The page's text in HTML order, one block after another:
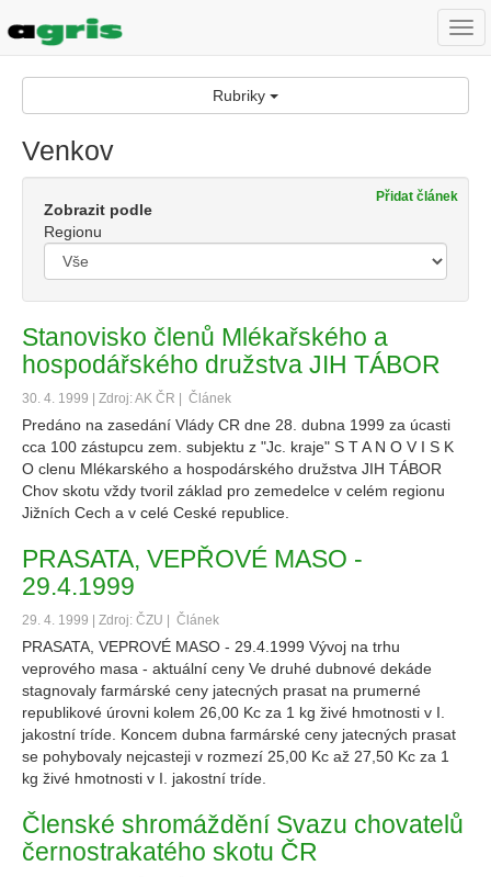
Rubriky
Venkov
Přidat článek
Zobrazit podle
Regionu
Stanovisko členů Mlékařského a
hospodářského družstva JIH TÁBOR
30. 4. 1999 | Zdroj: AK ČR | Článek
Predáno na zasedání Vlády CR dne 28. dubna 1999 za úcasti
cca 100 zástupcu zem. subjektu z "Jc. kraje" S T A N O V I S K
O clenu Mlékarského a hospodárského družstva JIH TÁBOR
Chov skotu vždy tvoril základ pro zemedelce v celém regionu
Jižních Cech a v celé Ceské republice.
PRASATA, VEPŘOVÉ MASO -
29.4.1999
29. 4. 1999 | Zdroj: ČZU | Článek
PRASATA, VEPROVÉ MASO - 29.4.1999 Vývoj na trhu
veprového masa - aktuální ceny Ve druhé dubnové dekáde
stagnovaly farmárské ceny jatecných prasat na prumerné
republikové úrovni kolem 26,00 Kc za 1 kg živé hmotnosti v I.
jakostní tríde. Koncem dubna farmárské ceny jatecných prasat
se pohybovaly nejcasteji v rozmezí 25,00 Kc až 27,50 Kc za 1
kg živé hmotnosti v I. jakostní tríde.
Členské shromáždění Svazu chovatelů
černostrakatého skotu ČR